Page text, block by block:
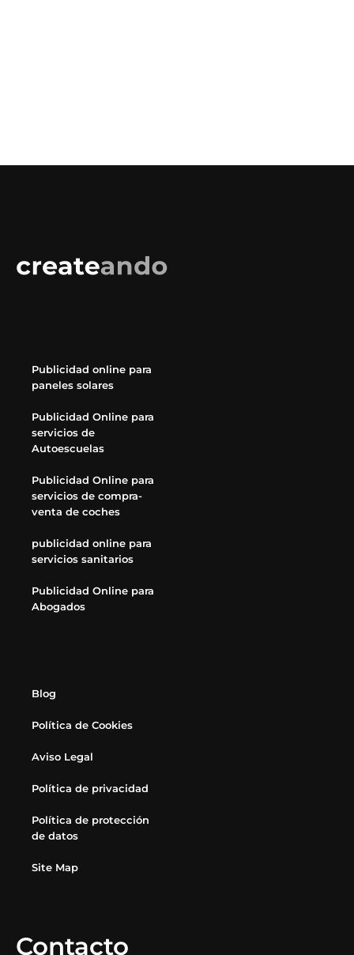
Publicidad online para
paneles solares
Publicidad Online para
servicios de
Autoescuelas
Publicidad Online para
servicios de compra-
venta de coches
publicidad online para
servicios sanitarios
Publicidad Online para
Abogados
Blog
Política de Cookies
Aviso Legal
Política de privacidad
Política de protección
de datos
Site Map
Contacto